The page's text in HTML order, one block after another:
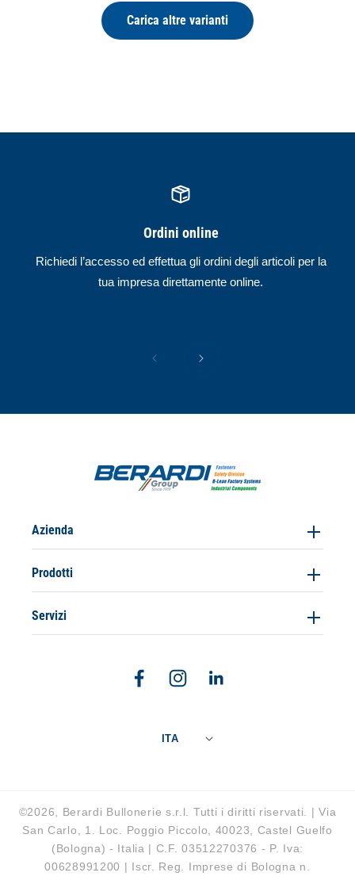
Carica altre varianti
Ordini online
Richiedi l’accesso ed effettua gli ordini degli articoli per la
tua impresa direttamente online.
Azienda
Prodotti
Servizi
FacebookInstagramLinkedin
ITA
©2026, Berardi Bullonerie s.r.l. Tutti i diritti riservati. | Via
San Carlo, 1. Loc. Poggio Piccolo, 40023, Castel Guelfo
(Bologna) - Italia | C.F. 03512270376 - P. Iva:
00628991200 | Iscr. Reg. Imprese di Bologna n.